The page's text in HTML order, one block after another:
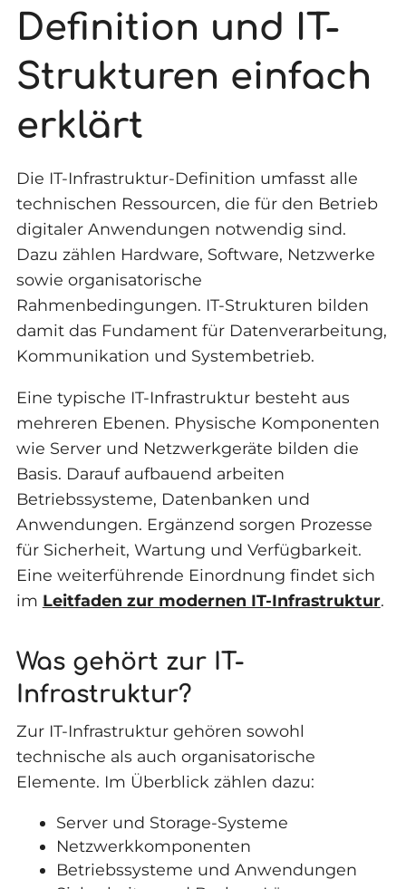
Definition und IT-
Strukturen einfach
erklärt
Die IT-Infrastruktur-Definition umfasst alle
technischen Ressourcen, die für den Betrieb
digitaler Anwendungen notwendig sind.
Dazu zählen Hardware, Software, Netzwerke
sowie organisatorische
Rahmenbedingungen. IT-Strukturen bilden
damit das Fundament für Datenverarbeitung,
Kommunikation und Systembetrieb.
Eine typische IT-Infrastruktur besteht aus
mehreren Ebenen. Physische Komponenten
wie Server und Netzwerkgeräte bilden die
Basis. Darauf aufbauend arbeiten
Betriebssysteme, Datenbanken und
Anwendungen. Ergänzend sorgen Prozesse
für Sicherheit, Wartung und Verfügbarkeit.
Eine weiterführende Einordnung findet sich
im Leitfaden zur modernen IT-Infrastruktur.
Was gehört zur IT-
Infrastruktur?
Zur IT-Infrastruktur gehören sowohl
technische als auch organisatorische
Elemente. Im Überblick zählen dazu:
Server und Storage-Systeme
Netzwerkkomponenten
Betriebssysteme und Anwendungen